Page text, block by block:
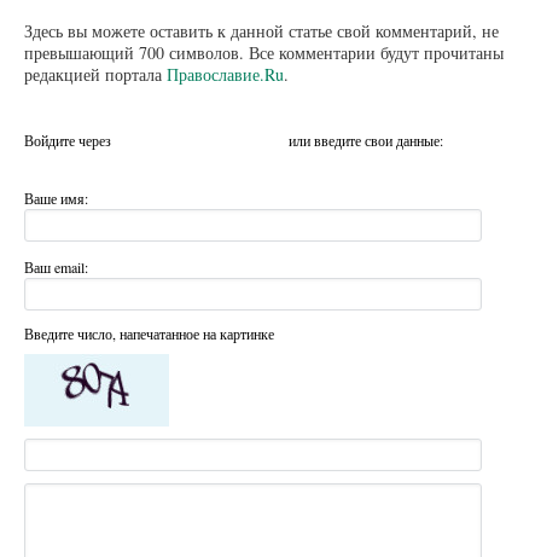
Здесь вы можете оставить к данной статье свой комментарий, не
превышающий 700 символов. Все комментарии будут прочитаны
редакцией портала Православие.Ru.
Войдите через или введите свои данные:
Ваше имя:
Ваш email:
Введите число, напечатанное на картинке